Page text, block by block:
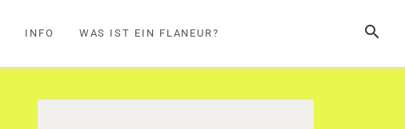
SUCHE
INFO WAS IST EIN FLANEUR?